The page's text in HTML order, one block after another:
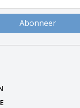
Abonneer